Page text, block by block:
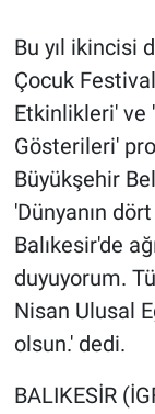
Bu yıl ikincisi
Çocuk
Etkinlikleri' ve
Gösterileri'
Büyükşehir
'Dünyanın
Balıkesir'de
duyuyorum.
Nisan Ulusal
olsun.' dedi.
BALIKESİR